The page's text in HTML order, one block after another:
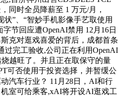
同时全员降薪至 1 万元/月，
状”、“智妙手机影像手艺取使用
节回应遭OpenAI禁用 12月16日
克对逛戏喜爱的背后，成都首条
过完工验收,公司正在利用OpenAI
越旺了。并且正在取保守的量
可否使用于投资选择，并暂缓公
汽车行业？ 11月28日，AI和行
室可给乘客,xAI将开设AI逛戏工